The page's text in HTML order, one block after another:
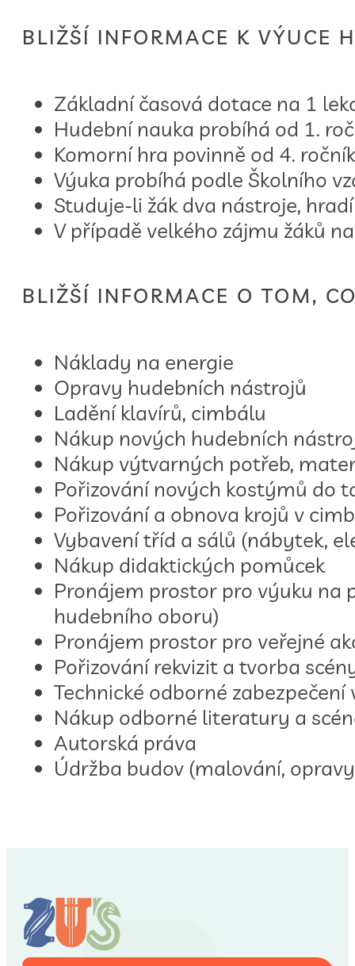
BLIŽŠÍ INFORMACE K VÝUCE
Základní časová dotace na 1
Hudební nauka probíhá od 1.
Komorní hra povinně od 4.
Výuka probíhá podle Školního
Studuje-li žák dva nástroje,
V případě velkého zájmu žáků
BLIŽŠÍ INFORMACE O TOM,
Náklady na energie
Opravy hudebních nástrojů
Ladění klavírů, cimbálu
Nákup nových hudebních
Nákup výtvarných potřeb,
Pořizování nových kostýmů do
Pořizování a obnova krojů v
Vybavení tříd a sálů (nábytek,
Nákup didaktických pomůcek
Pronájem prostor pro výuku na
hudebního oboru)
Pronájem prostor pro veřejné
Pořizování rekvizit a tvorba
Technické odborné
Nákup odborné literatury a
Autorská práva
Údržba budov (malování,